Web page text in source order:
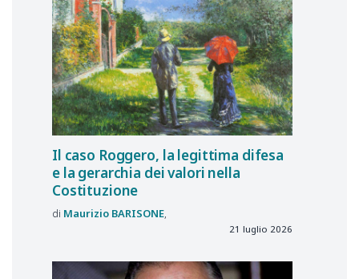
Il caso Roggero, la legittima difesa
e la gerarchia dei valori nella
Costituzione
Maurizio BARISONE
21 luglio 2026